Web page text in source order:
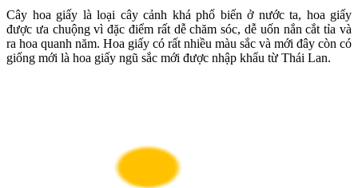
Cây hoa giấy là loại cây cảnh khá phổ biến ở nước ta, hoa giấy
được ưa chuộng vì đặc điểm rất dễ chăm sóc, dễ uốn nắn cắt tỉa và
ra hoa quanh năm. Hoa giấy có rất nhiều màu sắc và mới đây còn có
giống mới là hoa giấy ngũ sắc mới được nhập khẩu từ Thái Lan.